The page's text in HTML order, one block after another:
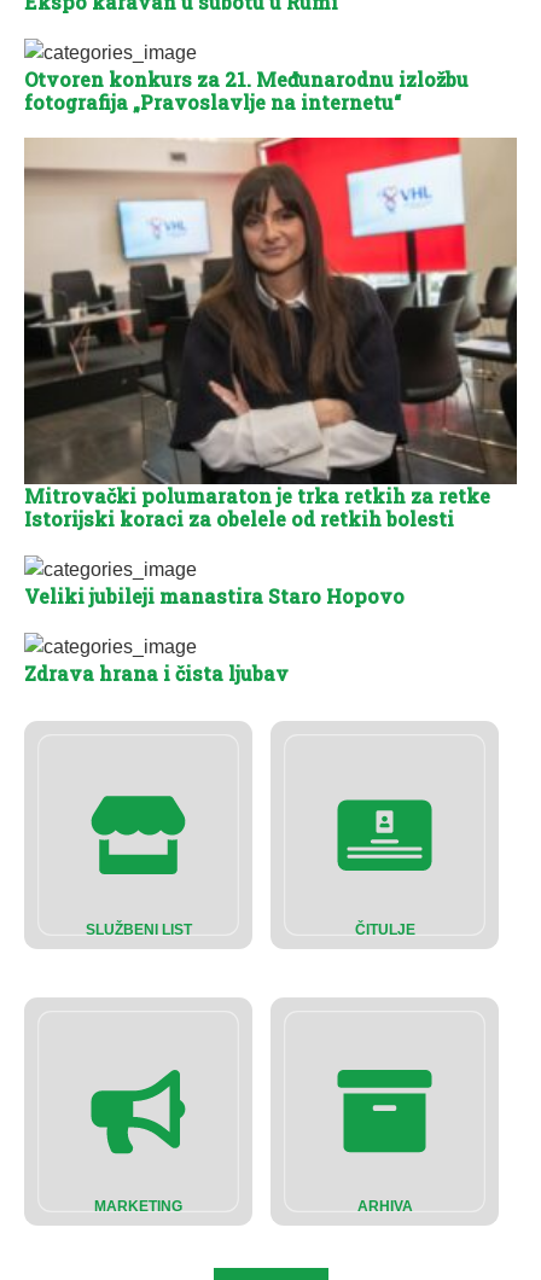
SLUŽBENI LIST ČITULJE
MARKETING ARHIVA
Otvoren konkurs za 21. Međunarodnu izložbu
fotografija „Pravoslavlje na internetu“
Mitrovački polumaraton je trka retkih za retke
Istorijski koraci za obelele od retkih bolesti
Veliki jubileji manastira Staro Hopovo
Zdrava hrana i čista ljubav